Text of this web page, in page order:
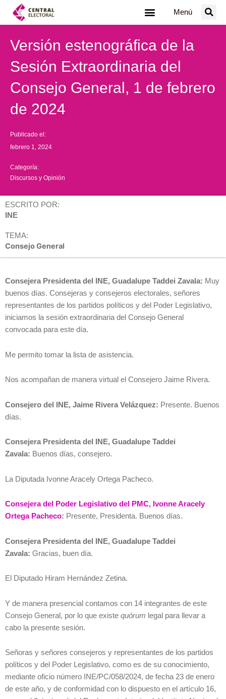
Menú
Versión estenográfica de la
Sesión Extraordinaria del
Consejo General, 1 de febrero
de 2024
Publicado el:
febrero 1, 2024
Categoría:
Discursos y Opinión
ESCRITO POR:
INE
TEMA:
Consejo General
Consejera Presidenta del INE, Guadalupe Taddei Zavala: Muy
buenos días. Consejeras y consejeros electorales, señores
representantes de los partidos políticos y del Poder Legislativo,
iniciamos la sesión extraordinaria del Consejo General
convocada para este día.
Me permito tomar la lista de asistencia.
Nos acompañan de manera virtual el Consejero Jaime Rivera.
Consejero del INE, Jaime Rivera Velázquez: Presente. Buenos
días.
Consejera Presidenta del INE, Guadalupe Taddei
Zavala: Buenos días, consejero.
La Diputada Ivonne Aracely Ortega Pacheco.
Consejera del Poder Legislativo del PMC, Ivonne Aracely
Ortega Pacheco: Presente, Presidenta. Buenos días.
Consejera Presidenta del INE, Guadalupe Taddei
Zavala: Gracias, buen día.
El Diputado Hiram Hernández Zetina.
Y de manera presencial contamos con 14 integrantes de este
Consejo General, por lo que existe quórum legal para llevar a
cabo la presente sesión.
Señoras y señores consejeros y representantes de los partidos
políticos y del Poder Legislativo, como es de su conocimiento,
mediante oficio número INE/PC/058/2024, de fecha 23 de enero
de este año, y de conformidad con lo dispuesto en el artículo 16,